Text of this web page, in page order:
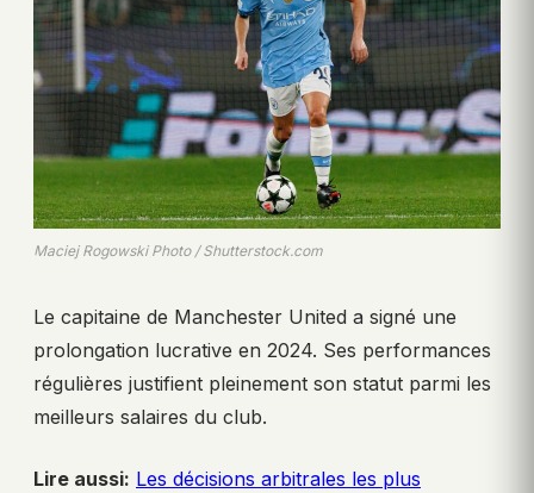
Maciej Rogowski Photo / Shutterstock.com
Le capitaine de Manchester United a signé une
prolongation lucrative en 2024. Ses performances
régulières justifient pleinement son statut parmi les
meilleurs salaires du club.
Lire aussi: Les décisions arbitrales les plus